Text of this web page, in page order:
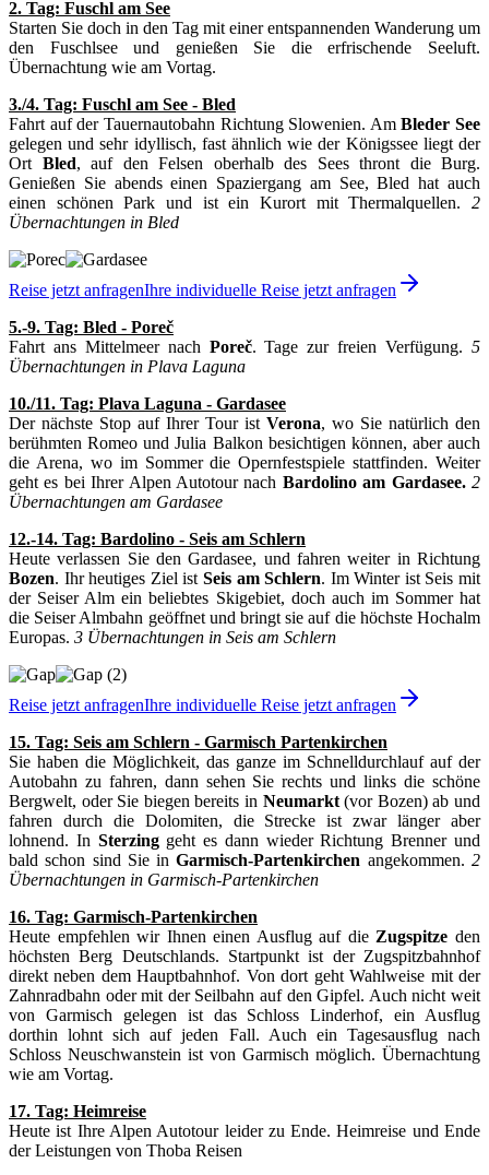
2. Tag: Fuschl am See
Starten Sie doch in den Tag mit einer entspannenden Wanderung um
den Fuschlsee und genießen Sie die erfrischende Seeluft.
Übernachtung wie am Vortag.
3./4. Tag: Fuschl am See - Bled
Fahrt auf der Tauernautobahn Richtung Slowenien. AmBleder See
gelegen und sehr idyllisch, fast ähnlich wie der Königssee liegt der
Ort Bled, auf den Felsen oberhalb des Sees thront die Burg.
Genießen Sie abends einen Spaziergang am See, Bled hat auch
einen schönen Park und ist ein Kurort mit Thermalquellen. 2
Übernachtungen in Bled
Reise jetzt anfragenIhre individuelle Reise jetzt anfragen
5.-9. Tag: Bled - Poreč
Fahrt ans Mittelmeer nach Poreč. Tage zur freien Verfügung.5
Übernachtungen in Plava Laguna
10./11. Tag: Plava Laguna - Gardasee
Der nächste Stop auf Ihrer Tour ist Verona, wo Sie natürlich den
berühmten Romeo und Julia Balkon besichtigen können, aber auch
die Arena, wo im Sommer die Opernfestspiele stattfinden. Weiter
geht es bei Ihrer Alpen Autotour nach Bardolino am Gardasee.2
Übernachtungen am Gardasee
12.-14. Tag: Bardolino - Seis am Schlern
Heute verlassen Sie den Gardasee, und fahren weiter in Richtung
Bozen. Ihr heutiges Ziel ist Seis am Schlern. Im Winter ist Seis mit
der Seiser Alm ein beliebtes Skigebiet, doch auch im Sommer hat
die Seiser Almbahn geöffnet und bringt sie auf die höchste Hochalm
Europas. 3 Übernachtungen in Seis am Schlern
Reise jetzt anfragenIhre individuelle Reise jetzt anfragen
15. Tag: Seis am Schlern - Garmisch Partenkirchen
Sie haben die Möglichkeit, das ganze im Schnelldurchlauf auf der
Autobahn zu fahren, dann sehen Sie rechts und links die schöne
Bergwelt, oder Sie biegen bereits in Neumarkt(vor Bozen) ab und
fahren durch die Dolomiten, die Strecke ist zwar länger aber
lohnend. In Sterzinggeht es dann wieder Richtung Brenner und
bald schon sind Sie inGarmisch-Partenkirchen angekommen.2
Übernachtungen in Garmisch-Partenkirchen
16. Tag: Garmisch-Partenkirchen
Heute empfehlen wir Ihnen einen Ausflug auf die Zugspitze den
höchsten Berg Deutschlands. Startpunkt ist der Zugspitzbahnhof
direkt neben dem Hauptbahnhof. Von dort geht Wahlweise mit der
Zahnradbahn oder mit der Seilbahn auf den Gipfel. Auch nicht weit
von Garmisch gelegen ist das Schloss Linderhof, ein Ausflug
dorthin lohnt sich auf jeden Fall. Auch ein Tagesausflug nach
Schloss Neuschwanstein ist von Garmisch möglich. Übernachtung
wie am Vortag.
17. Tag: Heimreise
Heute ist Ihre Alpen Autotour leider zu Ende. Heimreise und Ende
der Leistungen von Thoba Reisen